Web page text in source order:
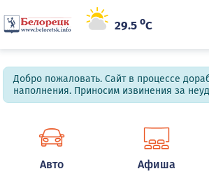
29.5oC
Добро пожаловать. Сайт в процессе
наполнения. Приносим извинения за
Авто Афиша